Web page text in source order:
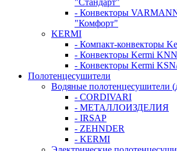
"Стандарт"
- Конвекторы
"Комфорт"
KERMI
- Компакт-конвекторы
- Конвекторы Kermi
- Конвекторы Kermi
Полотенцесушители
Водяные полотенцесушители
- CORDIVARI
- МЕТАЛЛОИЗДЕЛИЯ
- IRSAP
- ZEHNDER
- KERMI